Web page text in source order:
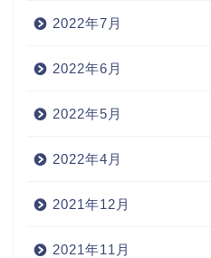
2022年7月
2022年6月
2022年5月
2022年4月
2021年12月
2021年11月